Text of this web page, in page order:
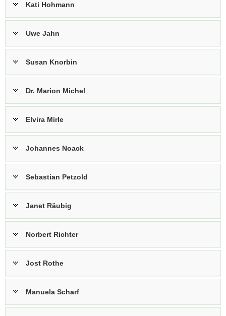
Kati Hohmann
Uwe Jahn
Susan Knorbin
Dr. Marion Michel
Elvira Mirle
Johannes Noack
Sebastian Petzold
Janet Räubig
Norbert Richter
Jost Rothe
Manuela Scharf